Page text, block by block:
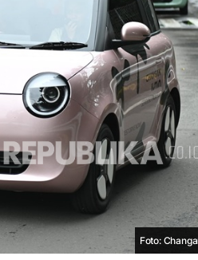
Foto: